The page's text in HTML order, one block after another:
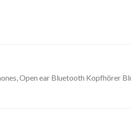
Open ear Bluetooth Kopfhörer